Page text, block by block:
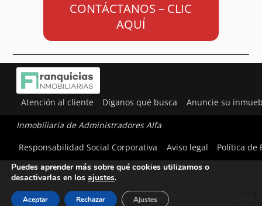
CONTÁCTANOS – CLIC
AQUÍ
Atención al cliente Díganos qué busca Anuncie su
Inmobiliaria de Administradores Alfa
Responsabilidad Social Corporativa
Aviso legal Política de
Utilizamos cookies para ofrecerte la mejor experiencia en
Puedes aprender más sobre qué cookies utilizamos o
desactivarlas en los ajustes.
Aceptar Rechazar Ajustes